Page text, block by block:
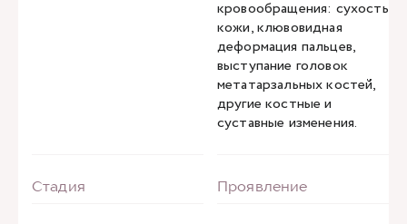
кровообращения: сухость
кожи, клювовидная
деформация пальцев,
выступание головок
метатарзальных костей,
другие костные и
суставные изменения.